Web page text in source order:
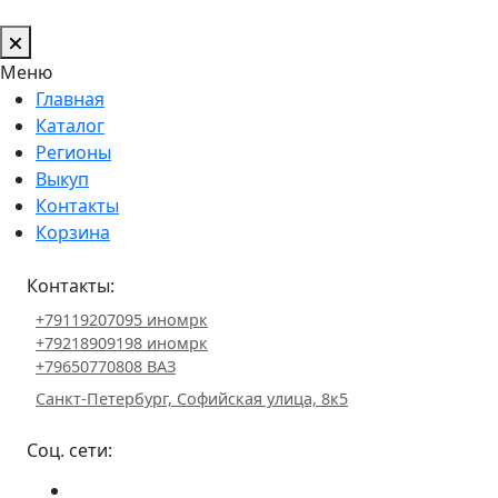
Меню
Главная
Каталог
Регионы
Выкуп
Контакты
Корзина
Контакты:
+79119207095 иномрк
+79218909198 иномрк
+79650770808 ВАЗ
Санкт-Петербург, Софийская улица, 8к5
Соц. сети: